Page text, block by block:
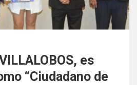
es
“Ciudadano de